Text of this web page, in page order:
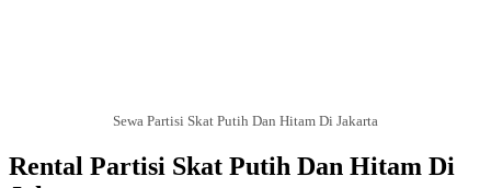
Sewa Partisi Skat Putih Dan Hitam Di Jakarta
Rental Partisi Skat Putih Dan Hitam Di